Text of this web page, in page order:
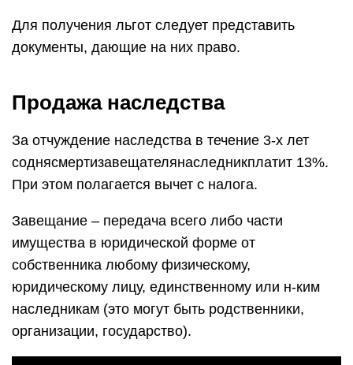
Для получения льгот следует представить
документы, дающие на них право.
Продажа наследства
За отчуждение наследства в течение 3-х лет
соднясмертизавещателянаследникплатит 13%.
При этом полагается вычет с налога.
Завещание – передача всего либо части
имущества в юридической форме от
собственника любому физическому,
юридическому лицу, единственному или н-ким
наследникам (это могут быть родственники,
организации, государство).